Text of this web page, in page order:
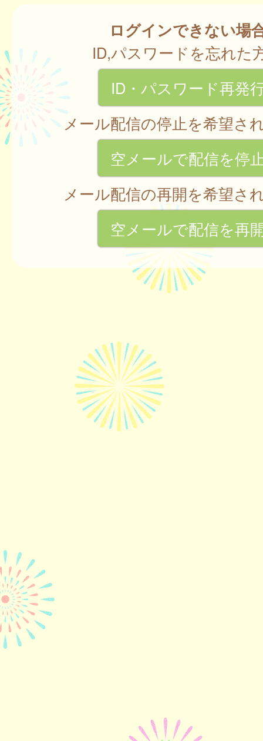
ログインできない場
ID,パスワードを忘れた
ID・パスワード再発
メール配信の停止を希望さ
空メールで配信を停
メール配信の再開を希望さ
空メールで配信を再